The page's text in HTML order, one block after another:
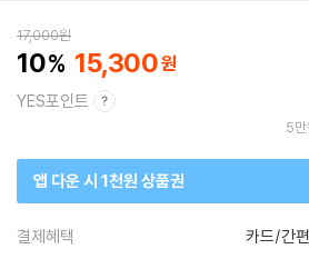
17,000원
10 15,300
YES포인트
5만
앱 다운 시 1천원 상품권
결제혜택 카드/간